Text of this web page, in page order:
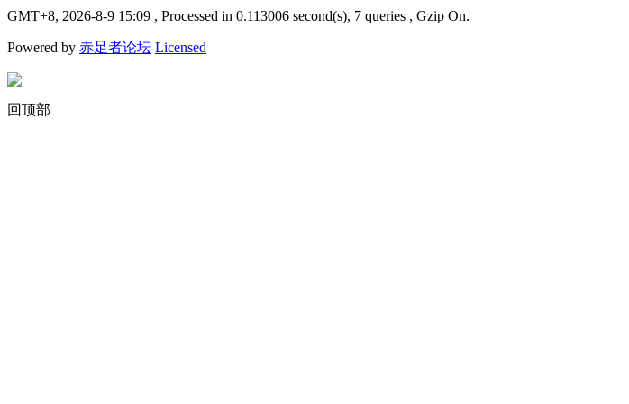
GMT+8, 2026-8-9 15:09 , Processed in 0.113006 second(s), 7 queries , Gzip On.
Powered by 赤足者论坛 Licensed
回顶部